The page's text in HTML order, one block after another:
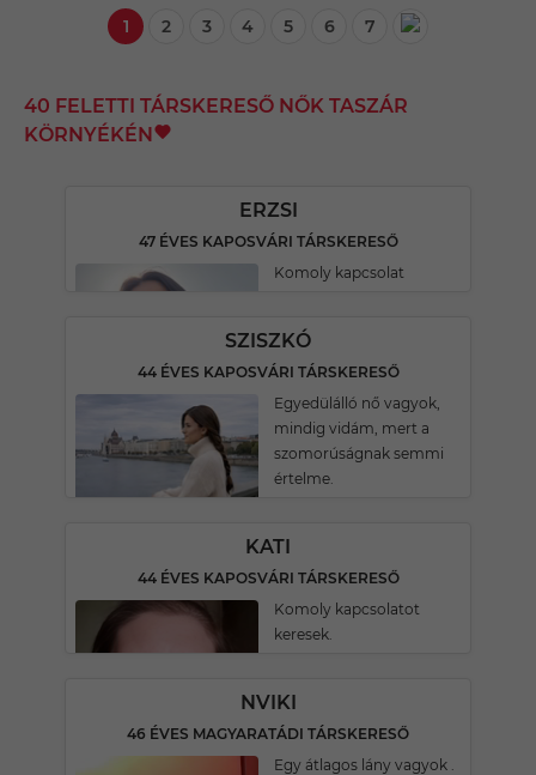
1 2 3 4 5 6 7
40 FELETTI TÁRSKERESŐ NŐK TASZÁR
KÖRNYÉKÉN
ERZSI
47 ÉVES KAPOSVÁRI TÁRSKERESŐ
Komoly kapcsolat
SZISZKÓ
44 ÉVES KAPOSVÁRI TÁRSKERESŐ
Egyedülálló nő vagyok,
mindig vidám, mert a
szomorúságnak semmi
értelme.
KATI
44 ÉVES KAPOSVÁRI TÁRSKERESŐ
Komoly kapcsolatot
keresek.
NVIKI
46 ÉVES MAGYARATÁDI TÁRSKERESŐ
Egy átlagos lány vagyok .